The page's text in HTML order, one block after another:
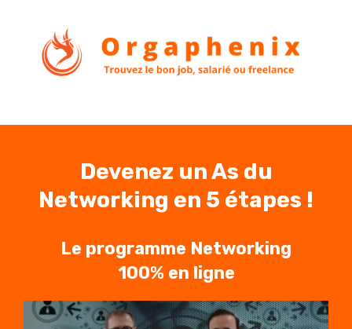
Devenez un As du
Networking en 5 étapes !
Le programme Networking
100% en ligne